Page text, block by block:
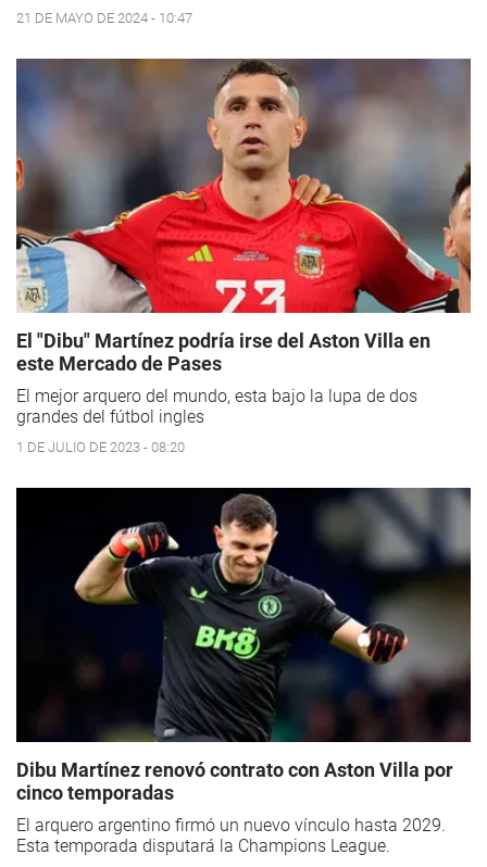
21 DE MAYO DE 2024 - 10:47
El "Dibu" Martínez podría irse del Aston Villa en
este Mercado de Pases
El mejor arquero del mundo, esta bajo la lupa de dos
grandes del fútbol ingles
1 DE JULIO DE 2023 - 08:20
Dibu Martínez renovó contrato con Aston Villa por
cinco temporadas
El arquero argentino firmó un nuevo vínculo hasta 2029.
Esta temporada disputará la Champions League.